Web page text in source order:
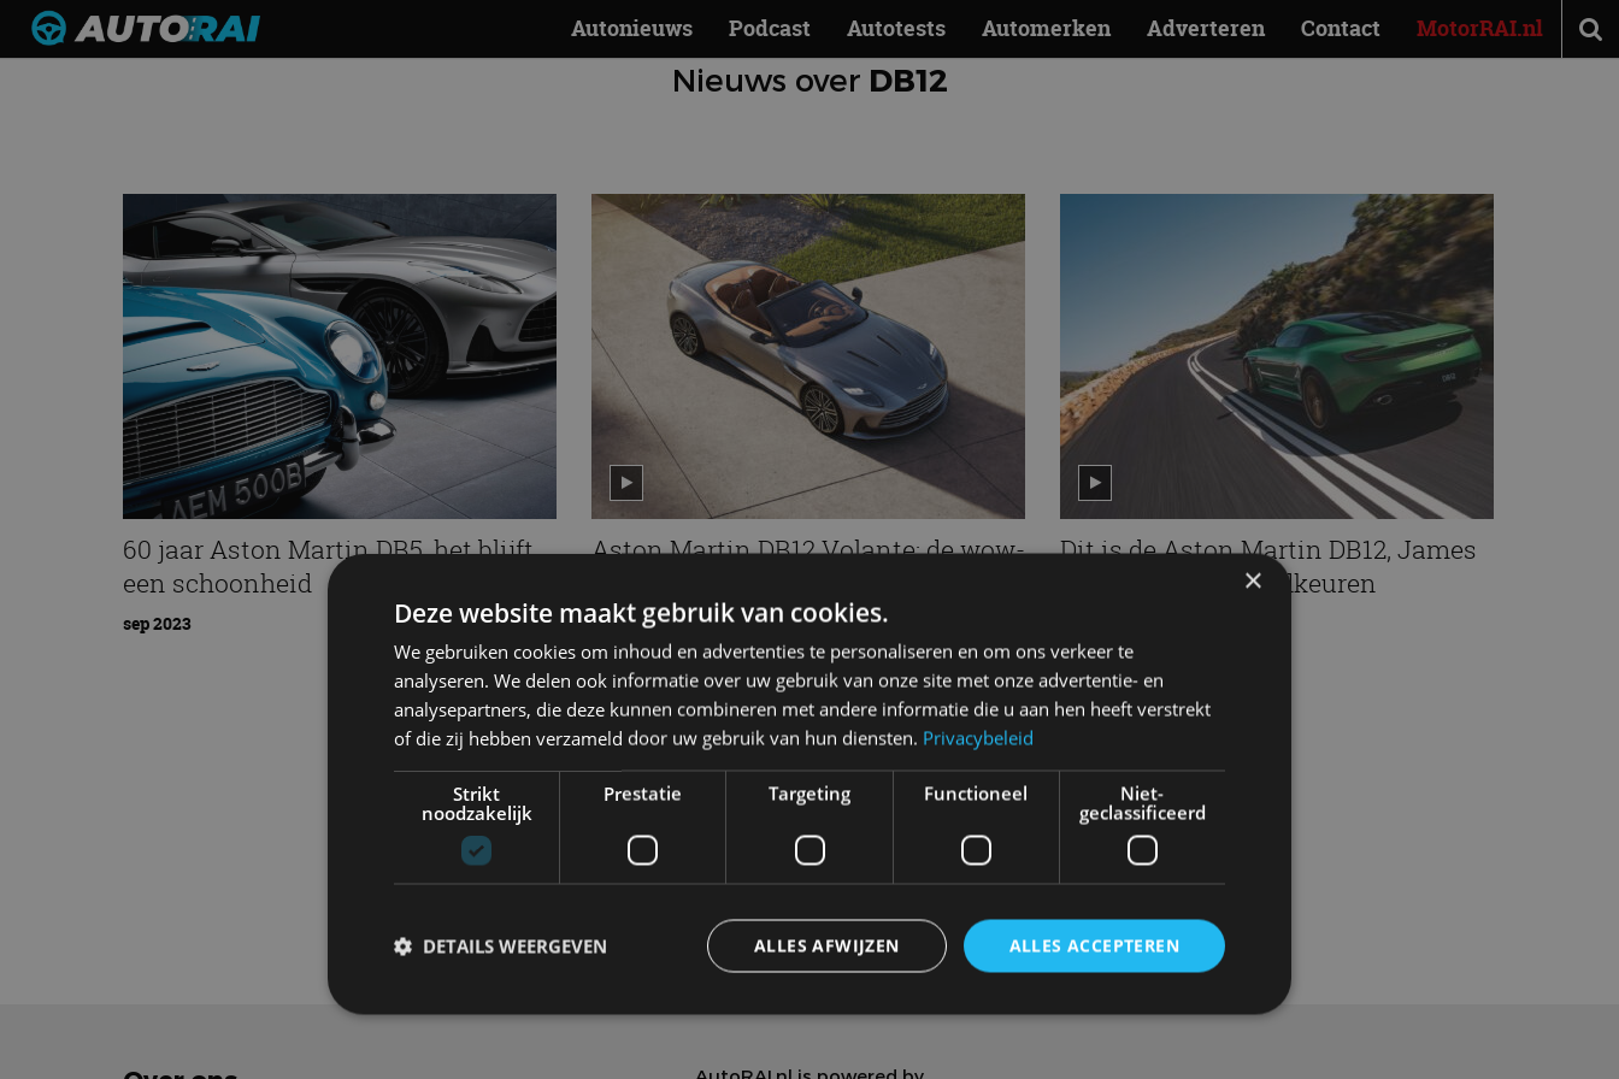
Autonieuws Podcast Autotests Automerken Adverteren Contact MotorRAI.nl
Nieuws over DB12
60 jaar Aston Martin DB5, het blijft
een schoonheid
sep 2023
Aston Martin DB12 Volante: de wow-
aug 2023
Dit is de Aston Martin DB12, James
Bond zou hem goedkeuren
Meer autonieuws
Alle categorieën van AutoRAI.nl
Elektrisch Autotests Interview Column
Gadgets
Games
×
Deze website maakt gebruik van cookies.
We gebruiken cookies om inhoud en advertenties te personaliseren en om ons verkeer te
analyseren. We delen ook informatie over uw gebruik van onze site met onze advertentie- en
analysepartners, die deze kunnen combineren met andere informatie die u aan hen heeft verstrekt
of die zij hebben verzameld door uw gebruik van hun diensten. Privacybeleid
Strikt
noodzakelijk
Prestatie Targeting Functioneel
Niet-
geclassificeerd
ALLES ACCEPTEREN
ALLES AFWIJZEN
DETAILS WEERGEVEN